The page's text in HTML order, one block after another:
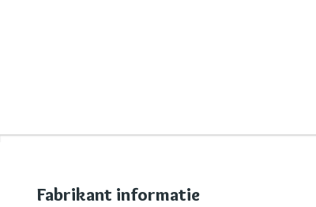
Fabrikant informatie